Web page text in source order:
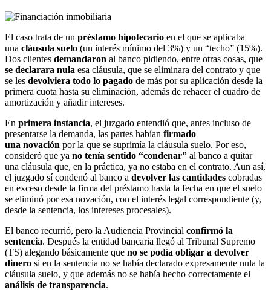
El caso trata de un préstamo hipotecario en el que se aplicaba
una cláusula suelo (un interés mínimo del 3%) y un “techo” (15%).
Dos clientes demandaron al banco pidiendo, entre otras cosas, que
se declarara nula esa cláusula, que se eliminara del contrato y que
se les devolviera todo lo pagado de más por su aplicación desde la
primera cuota hasta su eliminación, además de rehacer el cuadro de
amortización y añadir intereses.
En primera instancia, el juzgado entendió que, antes incluso de
presentarse la demanda, las partes habían firmado
una novación por la que se suprimía la cláusula suelo. Por eso,
consideró que ya no tenía sentido “condenar” al banco a quitar
una cláusula que, en la práctica, ya no estaba en el contrato. Aun así,
el juzgado sí condenó al banco a devolver las cantidades cobradas
en exceso desde la firma del préstamo hasta la fecha en que el suelo
se eliminó por esa novación, con el interés legal correspondiente (y,
desde la sentencia, los intereses procesales).
El banco recurrió, pero la Audiencia Provincial confirmó la
sentencia. Después la entidad bancaria llegó al Tribunal Supremo
(TS) alegando básicamente que no se podía obligar a devolver
dinero si en la sentencia no se había declarado expresamente nula la
cláusula suelo, y que además no se había hecho correctamente el
análisis de transparencia.